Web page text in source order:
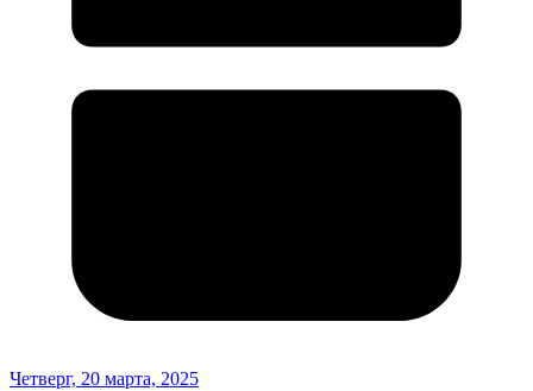
Четверг, 20 марта, 2025